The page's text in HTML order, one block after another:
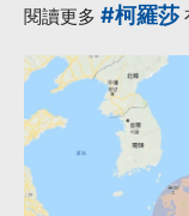
閱讀更多 #柯羅莎